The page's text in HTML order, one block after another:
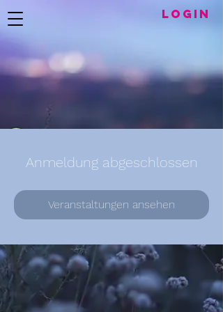
LogIN
Anmeldung abgeschlossen
Veranstaltungen ansehen